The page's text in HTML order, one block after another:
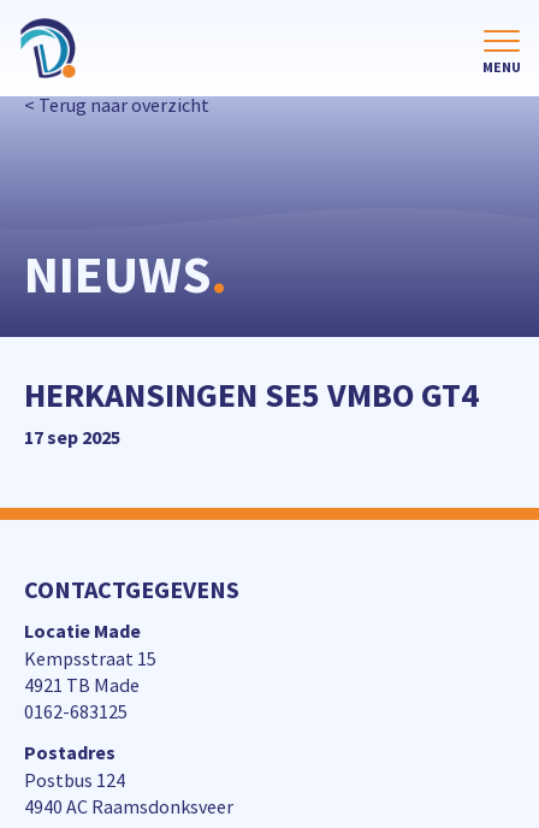
< Terug naar overzicht
NIEUWS.
HERKANSINGEN SE5 VMBO GT4
17 sep 2025
CONTACTGEGEVENS
Locatie Made
Kempsstraat 15
4921 TB Made
0162-683125
Postadres
Postbus 124
4940 AC Raamsdonksveer